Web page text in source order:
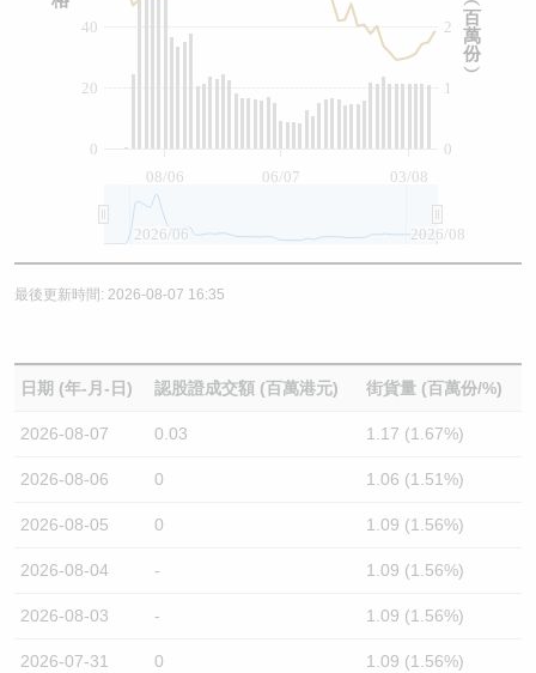
08/06 06/07 03/08
0
1
2
0
20
40
2026/06 2026/08
百
萬
份
︶
最後更新時間: 2026-08-07 16:35
日期 (年-月-日) 認股證成交額 (百萬港元) 街貨量 (百萬份/%)
2026-08-07 0.03 1.17 (1.67%)
2026-08-06 0 1.06 (1.51%)
2026-08-05 0 1.09 (1.56%)
2026-08-04 - 1.09 (1.56%)
2026-08-03 - 1.09 (1.56%)
2026-07-31 0 1.09 (1.56%)